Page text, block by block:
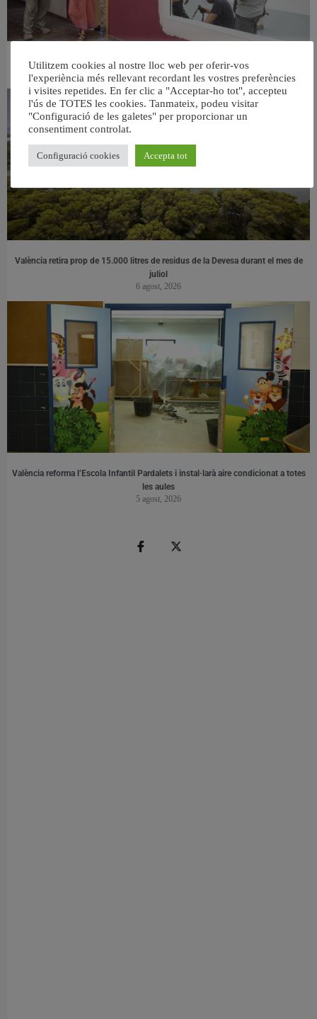
València ultima el nou centre per a persones majors del barri de Sant Antoni
6 agost, 2026
València retira prop de 15.000 litres de residus de la Devesa durant el mes de
juliol
6 agost, 2026
València reforma l’Escola Infantil Pardalets i instal·larà aire condicionat a totes
les aules
5 agost, 2026
Utilitzem cookies al nostre lloc web per oferir-vos
l'experiència més rellevant recordant les vostres preferències
i visites repetides. En fer clic a "Acceptar-ho tot", accepteu
l'ús de TOTES les cookies. Tanmateix, podeu visitar
"Configuració de les galetes" per proporcionar un
consentiment controlat.
Configuració cookies Accepta tot